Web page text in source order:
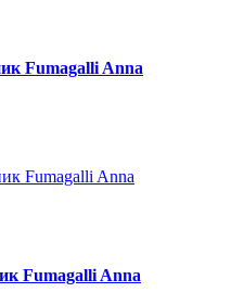
Fumagalli Anna
Fumagalli Anna